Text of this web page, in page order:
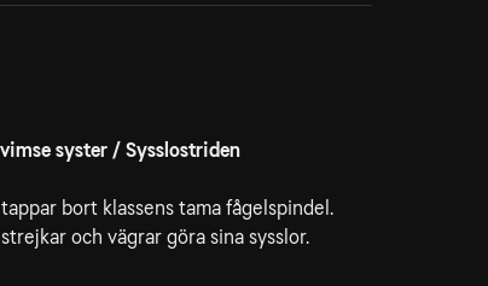
syster / Sysslostriden
bort klassens tama fågelspindel.
och vägrar göra sina sysslor.